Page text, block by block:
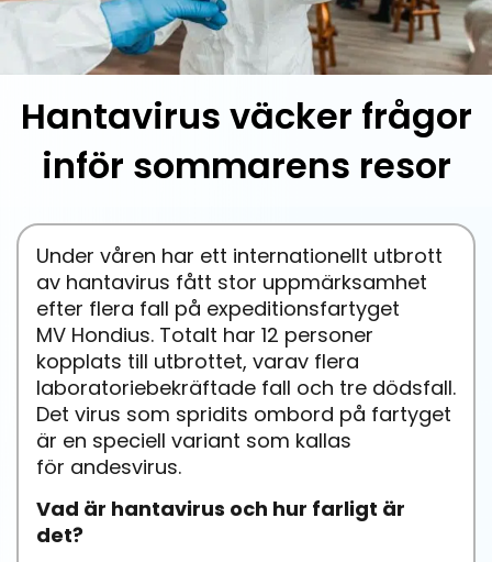
Hantavirus väcker frågor
inför sommarens resor
Under våren har ett internationellt utbrott
av hantavirus fått stor uppmärksamhet
efter flera fall på expeditionsfartyget
MV Hondius. Totalt har 12 personer
kopplats till utbrottet, varav flera
laboratoriebekräftade fall och tre dödsfall.
Det virus som spridits ombord på fartyget
är en speciell variant som kallas
för andesvirus.
Vad är hantavirus och hur farligt är
det?